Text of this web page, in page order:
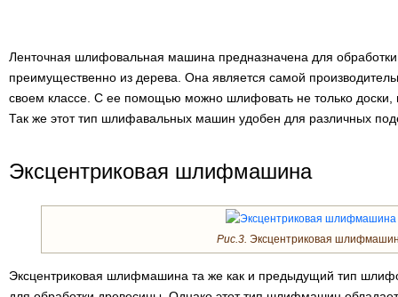
Ленточная шлифовальная машина предназначена для обработки
преимущественно из дерева. Она является самой
своем классе. С ее помощью можно шлифовать не только доски,
Так же этот тип шлифавальных машин удобен для различных
Эксцентриковая шлифмашина
Рис.3. Эксцентриковая
Эксцентриковая шлифмашина та же как и предыдущий тип